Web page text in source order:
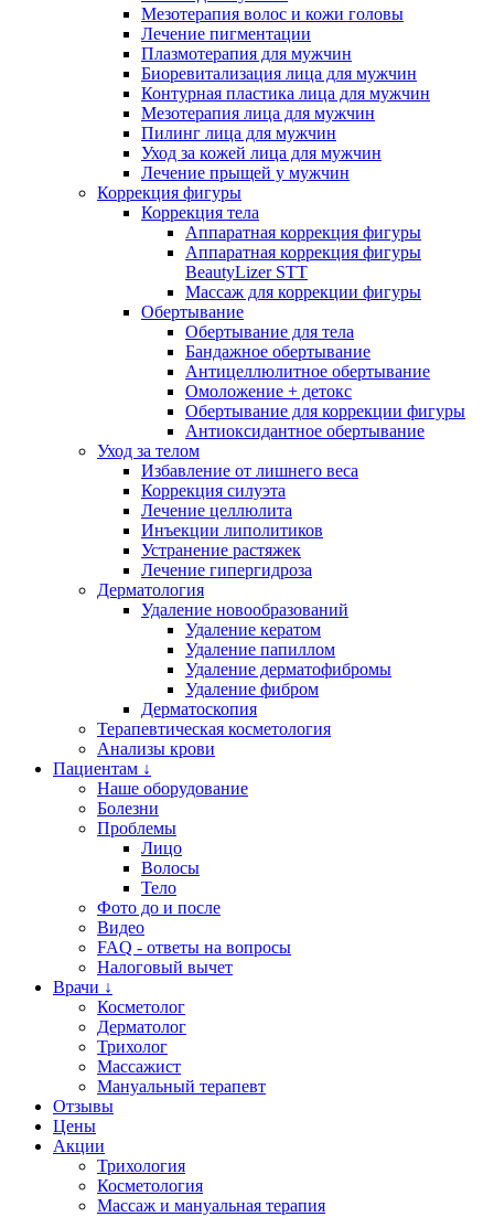
Мезотерапия волос и кожи головы
Лечение пигментации
Плазмотерапия для мужчин
Биоревитализация лица для мужчин
Контурная пластика лица для мужчин
Мезотерапия лица для мужчин
Пилинг лица для мужчин
Уход за кожей лица для мужчин
Лечение прыщей у мужчин
Коррекция фигуры
Коррекция тела
Аппаратная коррекция фигуры
Аппаратная коррекция фигуры
BeautyLizer STT
Массаж для коррекции фигуры
Обертывание
Обертывание для тела
Бандажное обертывание
Антицеллюлитное обертывание
Омоложение + детокс
Обертывание для коррекции фигуры
Антиоксидантное обертывание
Уход за телом
Избавление от лишнего веса
Коррекция силуэта
Лечение целлюлита
Инъекции липолитиков
Устранение растяжек
Лечение гипергидроза
Дерматология
Удаление новообразований
Удаление кератом
Удаление папиллом
Удаление дерматофибромы
Удаление фибром
Дерматоскопия
Терапевтическая косметология
Анализы крови
Пациентам ↓
Наше оборудование
Болезни
Проблемы
Лицо
Волосы
Тело
Фото до и после
Видео
FAQ - ответы на вопросы
Налоговый вычет
Врачи ↓
Косметолог
Дерматолог
Трихолог
Массажист
Мануальный терапевт
Отзывы
Цены
Акции
Трихология
Косметология
Массаж и мануальная терапия